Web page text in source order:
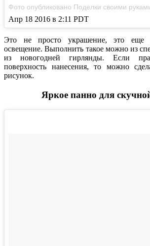
Апр 18 2016 в 2:11 PDT
Это не просто украшение, это еще
освещение. Выполнить такое можно из
из новогодней гирлянды. Если
поверхность нанесения, то можно
рисунок.
Яркое панно для